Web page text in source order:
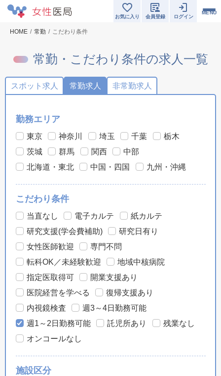
MENU
お気に入り 会員登録 ログイン
HOME 常勤 こだわり条件
常勤・こだわり条件の求人一覧
スポット求人 常勤求人 非常勤求人
勤務エリア
東京 神奈川 埼玉 千葉
栃木
茨城
群馬 関西
中部
北海道・東北
中国・四国 九州・沖縄
こだわり条件
当直なし 電子カルテ
紙カルテ
研究支援(学会費補助)
研究日有り
女性医師歓迎
専門不問
転科OK／未経験歓迎
地域中核病院
指定医取得可
開業支援あり
医院経営を学べる
復帰支援あり
内視鏡検査
週3～4日勤務可能
週1～2日勤務可能
託児所あり
残業なし
オンコールなし
施設区分